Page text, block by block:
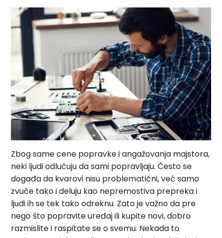
Zbog same cene popravke i angažovanja majstora,
neki ljudi odlučuju da sami popravljaju. Često se
događa da kvarovi nisu problematični, već samo
zvuče tako i deluju kao nepremostiva prepreka i
ljudi ih se tek tako odreknu. Zato je važno da pre
nego što popravite uređaj ili kupite novi, dobro
razmislite i raspitate se o svemu. Nekada to